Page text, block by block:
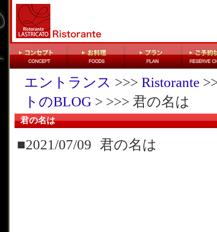
エントランス >>> Ristorante
トのBLOG > >>> 君の名は
君の名は
■2021/07/09 君の名は